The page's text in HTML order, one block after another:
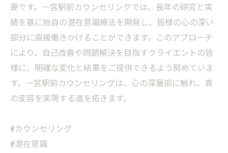
要です。一宮駅前カウンセリングでは、長年の研究と実
績を基に独自の潜在意識療法を開発し、皆様の心の深い
部分に直接働きかけることができます。このアプローチ
により、自己改善や問題解決を目指すクライエントの皆
様に、明確な変化と結果をご提供できるよう努めていま
す。一宮駅前カウンセリングは、心の深層部に触れ、真
の変容を実現する道を拓きます。
#カウンセリング
#潜在意識